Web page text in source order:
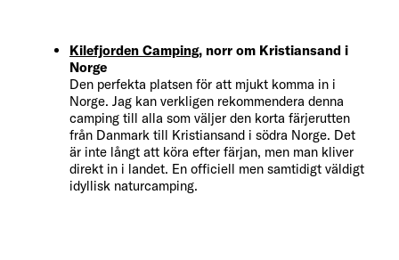
Kilefjorden Camping, norr om Kristiansand i
Norge
Den perfekta platsen för att mjukt komma in i
Norge. Jag kan verkligen rekommendera denna
camping till alla som väljer den korta färjerutten
från Danmark till Kristiansand i södra Norge. Det
är inte långt att köra efter färjan, men man kliver
direkt in i landet. En officiell men samtidigt väldigt
idyllisk naturcamping.